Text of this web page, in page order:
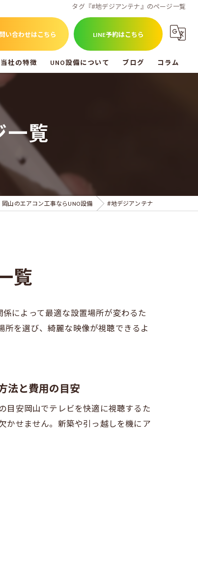
タグ『#地デジアンテナ』のページ一覧
い合わせはこちら LINE予約はこちら
当社の特徴
尾道市のエアコン工事
倉敷市のエアコン工事
アンテナ工事
UNO設備について ブログ コラム
覧
岡山のエアコン工事ならUNO設備 #地デジアンテナ
覧
によって最適な設置場所が変わるた
を選び、綺麗な映像が視聴できるよ
法と費用の目安
目安岡山でテレビを快適に視聴するた
かせません。新築や引っ越しを機にア